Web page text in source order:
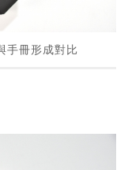
手冊形成對比